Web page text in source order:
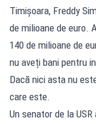
Timișoara, Freddy
de milioane de euro.
140 de milioane de
nu aveți bani pentru
Dacă nici asta nu
care este.
Un senator de la